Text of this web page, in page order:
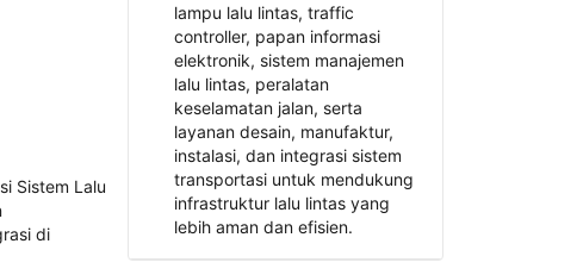
lampu lalu lintas, traffic
controller, papan informasi
elektronik, sistem manajemen
lalu lintas, peralatan
keselamatan jalan, serta
layanan desain, manufaktur,
instalasi, dan integrasi sistem
transportasi untuk mendukung
infrastruktur lalu lintas yang
lebih aman dan efisien.